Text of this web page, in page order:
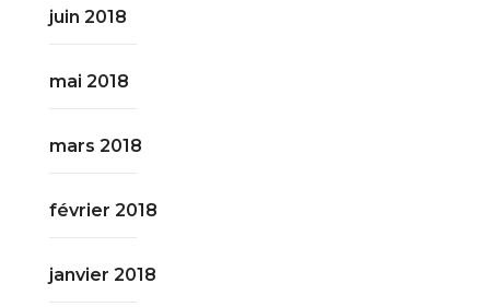
juin 2018
mai 2018
mars 2018
février 2018
janvier 2018